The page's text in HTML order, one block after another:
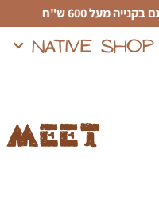
מעל 600 ש"ח
NATIVE SHOP